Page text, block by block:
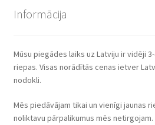
Informācija
Mūsu piegādes laiks uz Latviju ir vidēji
riepas. Visas norādītās cenas ietver
nodokli.
Mēs piedāvājam tikai un vienīgi jaunas
noliktavu pārpalikumus mēs netirgojam.